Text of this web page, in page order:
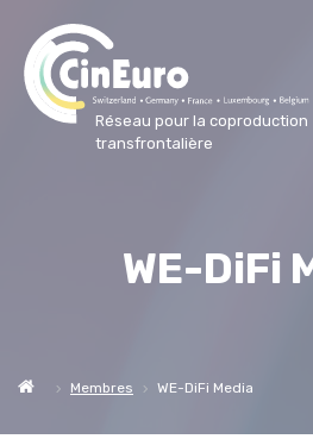
Réseau pour la coproduction
transfrontalière
WE-DiFi
Membres WE-DiFi Media